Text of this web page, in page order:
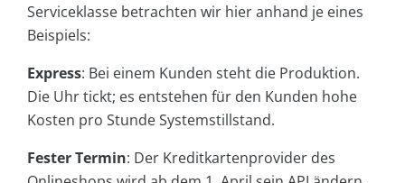
Serviceklasse betrachten wir hier anhand je eines
Beispiels:
Express: Bei einem Kunden steht die Produktion.
Die Uhr tickt; es entstehen für den Kunden hohe
Kosten pro Stunde Systemstillstand.
Fester Termin: Der Kreditkartenprovider des